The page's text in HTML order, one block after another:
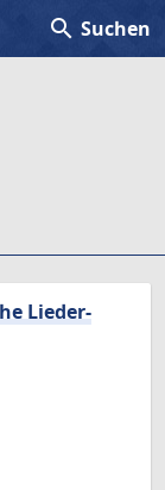
search Suchen
Lieder-